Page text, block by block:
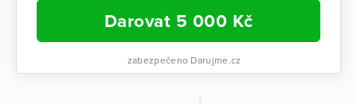
Darovat 5 000 Kč
zabezpečeno Darujme.cz